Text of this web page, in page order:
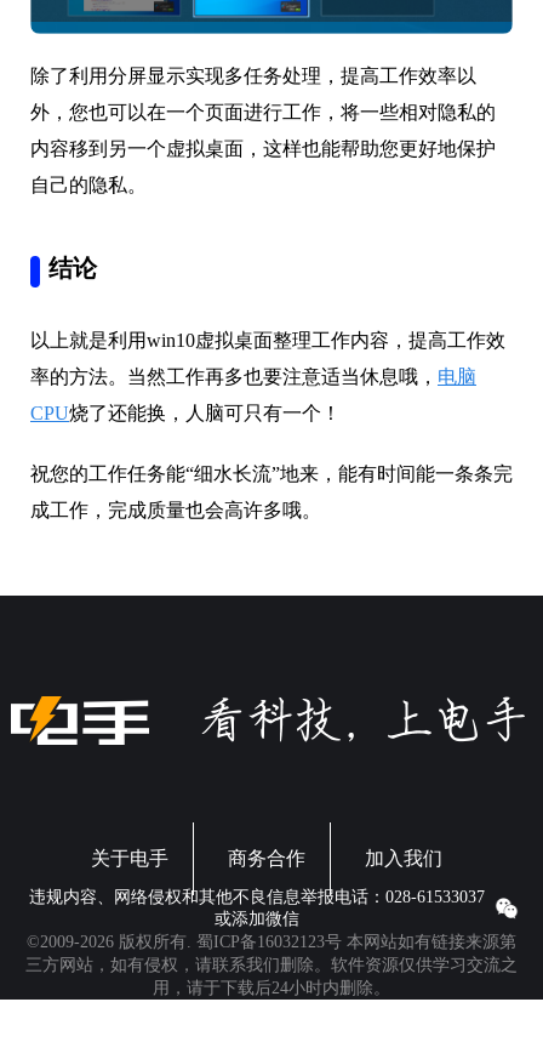
除了利用分屏显示实现多任务处理，提高工作效率以
外，您也可以在一个页面进行工作，将一些相对隐私的
内容移到另一个虚拟桌面，这样也能帮助您更好地保护
自己的隐私。
结论
以上就是利用win10虚拟桌面整理工作内容，提高工作效
率的方法。当然工作再多也要注意适当休息哦， 电脑
CPU烧了还能换，人脑可只有一个！
祝您的工作任务能“细水长流”地来，能有时间能一条条完
成工作，完成质量也会高许多哦。
关于电手 商务合作 加入我们
违规内容、网络侵权和其他不良信息举报电话：028-61533037
或添加微信
©2009-2026 版权所有. 蜀ICP备16032123号 本网站如有链接来源第
三方网站，如有侵权，请联系我们删除。软件资源仅供学习交流之
用，请于下载后24小时内删除。